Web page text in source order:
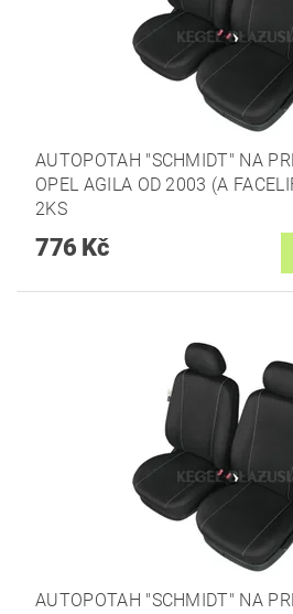
AUTOPOTAH "SCHMIDT" NA
OPEL AGILA OD 2003 (A
2KS
776 Kč
AUTOPOTAH "SCHMIDT" NA